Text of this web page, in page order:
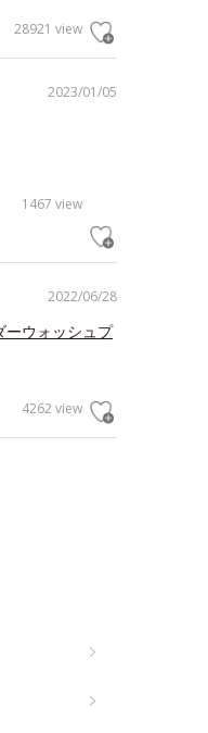
28921 view
2023/01/05
1467 view
2022/06/28
ーウォッシュプ
4262 view